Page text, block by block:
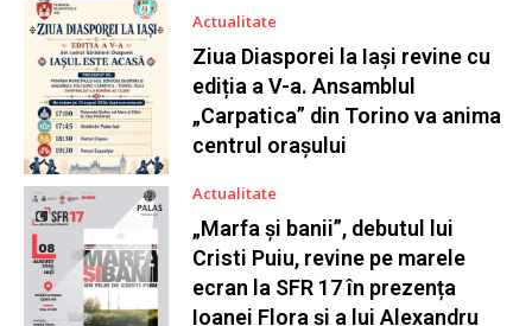
Actualitate
Ziua Diasporei la Iași revine cu
ediția a V-a. Ansamblul
„Carpatica” din Torino va anima
centrul orașului
Actualitate
„Marfa și banii”, debutul lui
Cristi Puiu, revine pe marele
ecran la SFR 17 în prezența
Ioanei Flora și a lui Alexandru